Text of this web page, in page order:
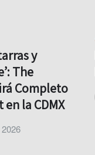
y
The
Completo
la CDMX